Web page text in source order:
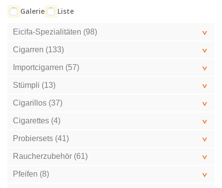
Galerie Liste
Eicifa-Spezialitäten (98)
Cigarren (133)
Importcigarren (57)
Stümpli (13)
Cigarillos (37)
Cigarettes (4)
Probiersets (41)
Raucherzubehör (61)
Pfeifen (8)